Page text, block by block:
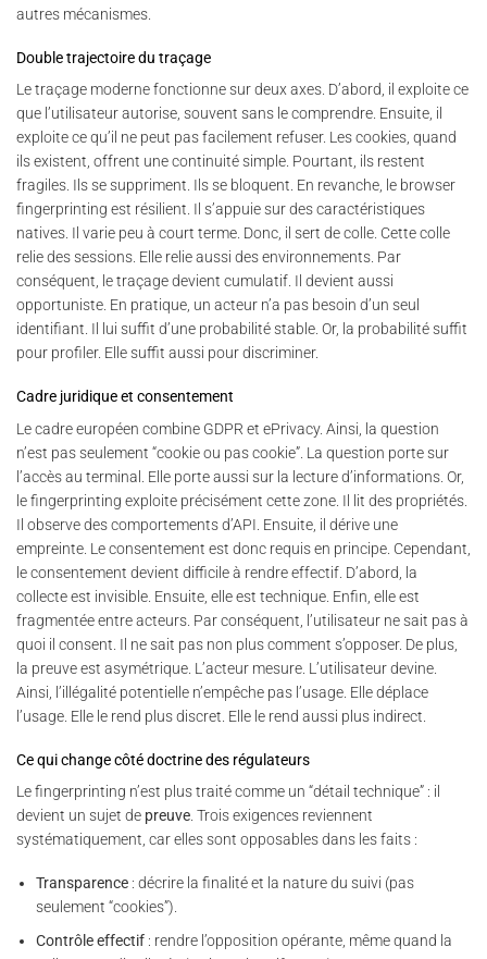
autres mécanismes.
Double trajectoire du traçage
Le traçage moderne fonctionne sur deux axes. D’abord, il exploite ce
que l’utilisateur autorise, souvent sans le comprendre. Ensuite, il
exploite ce qu’il ne peut pas facilement refuser. Les cookies, quand
ils existent, offrent une continuité simple. Pourtant, ils restent
fragiles. Ils se suppriment. Ils se bloquent. En revanche, le browser
fingerprinting est résilient. Il s’appuie sur des caractéristiques
natives. Il varie peu à court terme. Donc, il sert de colle. Cette colle
relie des sessions. Elle relie aussi des environnements. Par
conséquent, le traçage devient cumulatif. Il devient aussi
opportuniste. En pratique, un acteur n’a pas besoin d’un seul
identifiant. Il lui suffit d’une probabilité stable. Or, la probabilité suffit
pour profiler. Elle suffit aussi pour discriminer.
Cadre juridique et consentement
Le cadre européen combine GDPR et ePrivacy. Ainsi, la question
n’est pas seulement “cookie ou pas cookie”. La question porte sur
l’accès au terminal. Elle porte aussi sur la lecture d’informations. Or,
le fingerprinting exploite précisément cette zone. Il lit des propriétés.
Il observe des comportements d’API. Ensuite, il dérive une
empreinte. Le consentement est donc requis en principe. Cependant,
le consentement devient difficile à rendre effectif. D’abord, la
collecte est invisible. Ensuite, elle est technique. Enfin, elle est
fragmentée entre acteurs. Par conséquent, l’utilisateur ne sait pas à
quoi il consent. Il ne sait pas non plus comment s’opposer. De plus,
la preuve est asymétrique. L’acteur mesure. L’utilisateur devine.
Ainsi, l’illégalité potentielle n’empêche pas l’usage. Elle déplace
l’usage. Elle le rend plus discret. Elle le rend aussi plus indirect.
Ce qui change côté doctrine des régulateurs
Le fingerprinting n’est plus traité comme un “détail technique” : il
devient un sujet de preuve . Trois exigences reviennent
systématiquement, car elles sont opposables dans les faits :
Transparence : décrire la finalité et la nature du suivi (pas
seulement “cookies”).
Contrôle effectif : rendre l’opposition opérante, même quand la